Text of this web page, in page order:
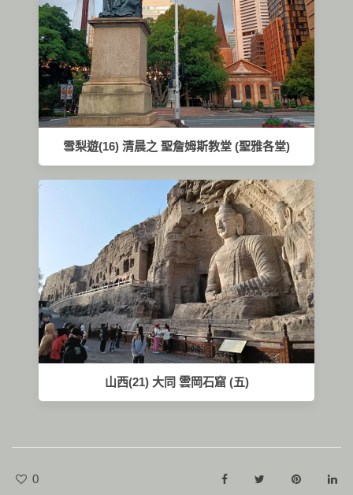
雪梨遊(16) 清晨之 聖詹姆斯教堂 (聖雅各堂)
山西(21) 大同 雲岡石窟 (五)
0